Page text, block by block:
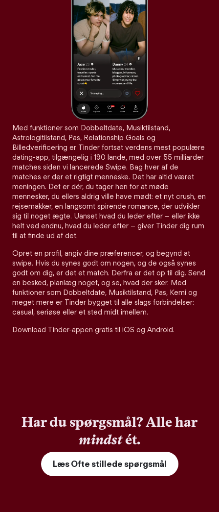
Med funktioner som Dobbeltdate, Musiktilstand,
Astrologitilstand, Pas, Relationship Goals og
Billedverificering er Tinder fortsat verdens mest populære
dating-app, tilgængelig i 190 lande, med over 55 milliarder
matches siden vi lancerede Swipe. Bag hver af de
matches er der et rigtigt menneske. Det har altid været
meningen. Det er dér, du tager hen for at møde
mennesker, du ellers aldrig ville have mødt: et nyt crush, en
rejsemakker, en langsomt spirende romance, der udvikler
sig til noget ægte. Uanset hvad du leder efter – eller ikke
helt ved endnu, hvad du leder efter – giver Tinder dig rum
til at finde ud af det.
Opret en profil, angiv dine præferencer, og begynd at
swipe. Hvis du synes godt om nogen, og de også synes
godt om dig, er det et match. Derfra er det op til dig. Send
en besked, planlæg noget, og se, hvad der sker. Med
funktioner som Dobbeltdate, Musiktilstand, Pas, Kemi og
meget mere er Tinder bygget til alle slags forbindelser:
casual, seriøse eller et sted midt imellem.
Download Tinder-appen gratis til iOS og Android.
Har du spørgsmål? Alle har
mindstét.
Læs Ofte stillede spørgsmål